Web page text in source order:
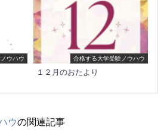
ウハウ 合格する大学受験ノウハウ
１２月のおたより
ウの関連記事